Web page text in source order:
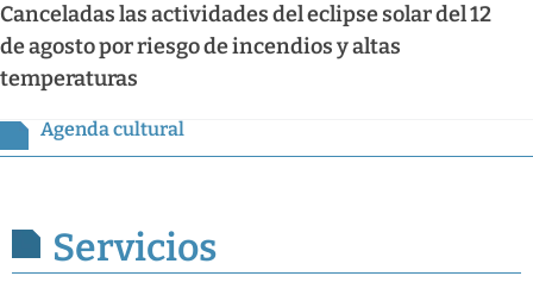
Canceladas las actividades del eclipse solar del 12
de agosto por riesgo de incendios y altas
temperaturas
Agenda cultural
Servicios